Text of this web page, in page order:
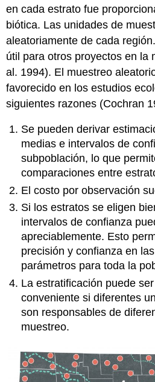
en cada estrato fue
biótica. Las unidades de
aleatoriamente de cada
útil para otros proyectos en la
al. 1994). El muestreo
favorecido en los estudios
siguientes razones (Cochran
Se pueden derivar
medias e intervalos de
subpoblación, lo que
comparaciones entre
El costo por observación
Si los estratos se eligen
intervalos de confianza
apreciablemente. Esto
precisión y confianza en
parámetros para toda la
La estratificación puede
conveniente si diferentes
son responsables de
muestreo.